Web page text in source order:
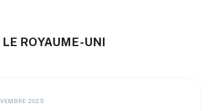
ROYAUME-UNI
2025